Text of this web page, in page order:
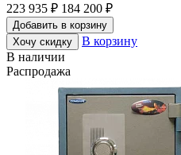
223 935 ₽ 184 200 ₽
Добавить в корзину
Хочу скидку
В корзину
В наличии
Распродажа